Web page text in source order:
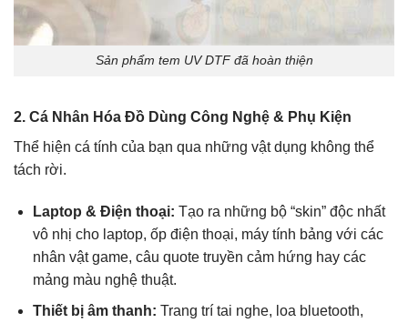
Sản phẩm tem UV DTF đã hoàn thiện
2. Cá Nhân Hóa Đồ Dùng Công Nghệ & Phụ Kiện
Thể hiện cá tính của bạn qua những vật dụng không thể
tách rời.
Laptop & Điện thoại: Tạo ra những bộ “skin” độc nhất
vô nhị cho laptop, ốp điện thoại, máy tính bảng với các
nhân vật game, câu quote truyền cảm hứng hay các
mảng màu nghệ thuật.
Thiết bị âm thanh: Trang trí tai nghe, loa bluetooth,